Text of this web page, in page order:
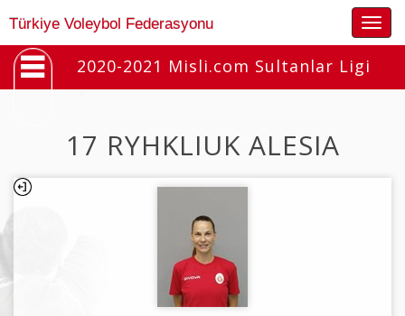
Türkiye Voleybol Federasyonu
2020-2021 Misli.com Sultanlar Ligi
17 RYHKLIUK ALESIA